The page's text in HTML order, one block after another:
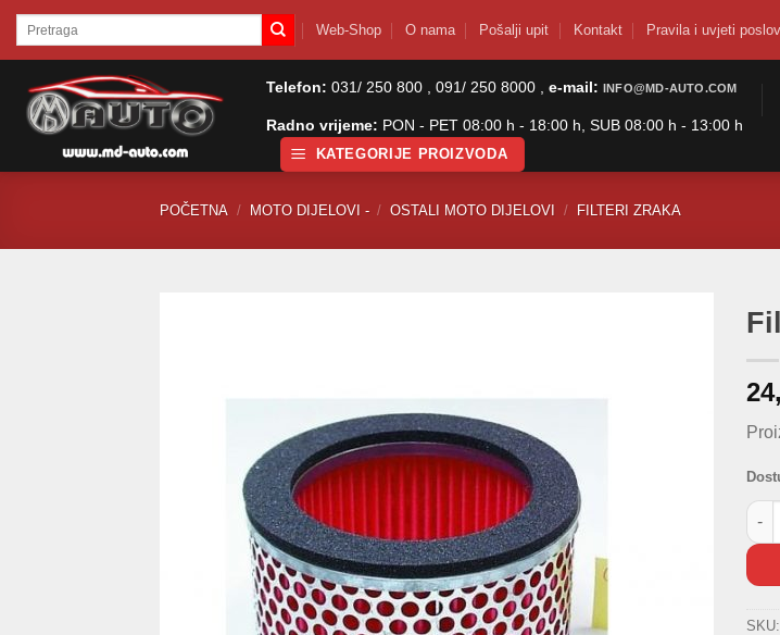
SkipPretraži: Web-Shop O nama Pošalji upit Kontakt Pravila i uvjeti
Telefon: 031/ 250 800 , 091/ 250 8000 , e-mail: INFO@MD-AUTO.COM
Radno vrijeme: PON - PET 08:00 h - 18:00 h, SUB 08:00 h - 13:00 h
KATEGORIJE PROIZVODA
POČETNA / MOTO DIJELOVI - / OSTALI MOTO DIJELOVI / FILTERI ZRAKA
SKU: